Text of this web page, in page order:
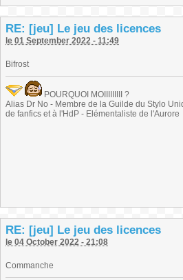
RE: [jeu] Le jeu des licences
le 01 September 2022 - 11:49
Bifrost
POURQUOI MOIIIIIIIII ?
Alias Dr No - Membre de la Guilde du Stylo
de fanfics et à l'HdP - Elémentaliste de l'Aurore
RE: [jeu] Le jeu des licences
le 04 October 2022 - 21:08
Commanche